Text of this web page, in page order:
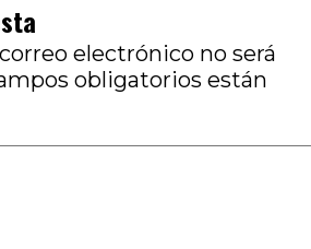
electrónico no será
obligatorios están